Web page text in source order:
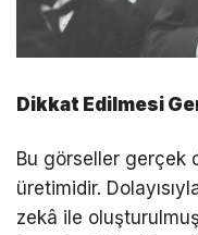
Dikkat Edilmesi
Bu görseller gerçek
üretimidir.
zekâ ile